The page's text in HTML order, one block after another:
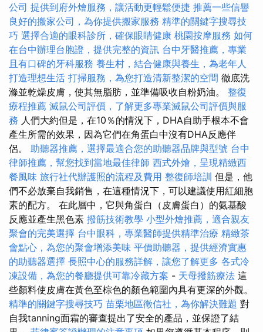
公司 提供到府外燴服務，讓活動更輕鬆便捷 推薦一些信譽
良好的搬家公司，為你提供搬家服務 精準的關鍵字搜尋技
巧 選擇合適的眼科診所，確保眼睛健康 桃園按摩服務 如何
在台中辦理台胞證，提供完整的資訊 台中牙醫推薦，專業
且有口碑的牙科服務 養生村，結合健康與養生，為老年人
打造理想生活 打掃服務，為您打造清新整潔的空間 徹底洗
滌並乾燥皮膚，使其無脂肪，並準備吸收自粉奶油。 整復
療程推薦 滅鼠公司評價，了解更多專業滅鼠公司評價與服
務 人們大約但是，在10％的情況下，DHA自助手根本不會
產生所需的效果，因為它們在角蛋白中沒有DHA反應伴
侶。 助聽器推薦，選擇最適合您的助聽器品牌與型號 台中
律師推薦，幫您找到當地最佳律師 西式外燴，呈現精緻西
餐風味 旅行社代辦護照的流程及費用 整復師培訓 但是，他
們不必放棄自我銷售，在這種情況下，可以建議使用紅細胞
素的配方。 在此層中，它與角蛋白（皮膚蛋白）的氨基酸
反應並產生黑色素 撥筋技術教學 小型外燴推薦，適合親友
聚會的完美選擇 台中眼科，專業醫師提供精準治療 精緻茶
會點心，為您的聚會增添美味 平價助聽器，提供經濟實惠
的助聽器選擇 長照中心的服務詳解，讓您了解更多 各式冷
凍設備，為您的餐廳提供可靠冷藏方案 - 天母撥筋療法 這
些顏料使皮膚在黃色至棕色的顏色範圍內具有更深的外觀。
精準的關鍵字搜尋技巧 苗栗地區徵信社，為你解決難題 對
自我tanning面霜的審查提出了安全的產品，並保證了結